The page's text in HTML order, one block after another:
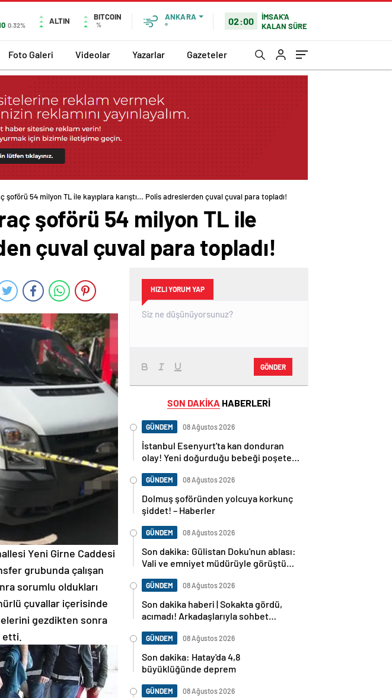
0.32% ALTIN BITCOIN
%
ANKARA
°
02:00
İMSAK'A
KALAN SÜRE
Foto Galeri Videolar Yazarlar Gazeteler
şoförü 54 milyon TL ile kayıplara karıştı… Polis adreslerden çuval çuval para topladı!
şoförü 54 milyon TL ile
çuval çuval para topladı!
Yeni Girne Caddesi
grubunda çalışan
sorumlu oldukları
çuvallar içerisinde
gezdikten sonra
etti.
HIZLI YORUM YAP
GÖNDER
SON DAKİKA HABERLERİ
GÜNDEM 08 Ağustos 2026
İstanbul Esenyurt'ta kan donduran
olay! Yeni doğurduğu bebeği poşete
haberleri
GÜNDEM 08 Ağustos 2026
Dolmuş şoföründen yolcuya korkunç
şiddet! – Haberler
GÜNDEM 08 Ağustos 2026
Son dakika: Gülistan Doku'nun ablası:
Vali ve emniyet müdürüyle görüştüm,
GÜNDEM 08 Ağustos 2026
Son dakika haberi | Sokakta gördü,
acımadı! Arkadaşlarıyla sohbet
GÜNDEM 08 Ağustos 2026
Son dakika: Hatay'da 4,8
büyüklüğünde deprem
GÜNDEM 08 Ağustos 2026